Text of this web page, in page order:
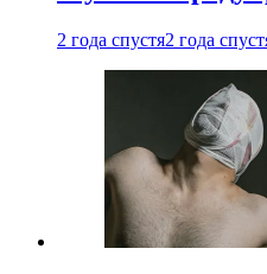
2 года спустя2 года